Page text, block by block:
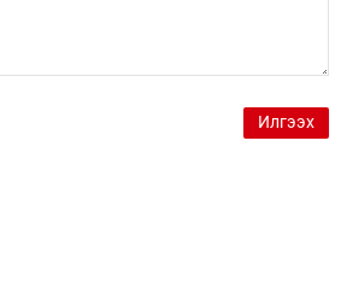
Илгээх